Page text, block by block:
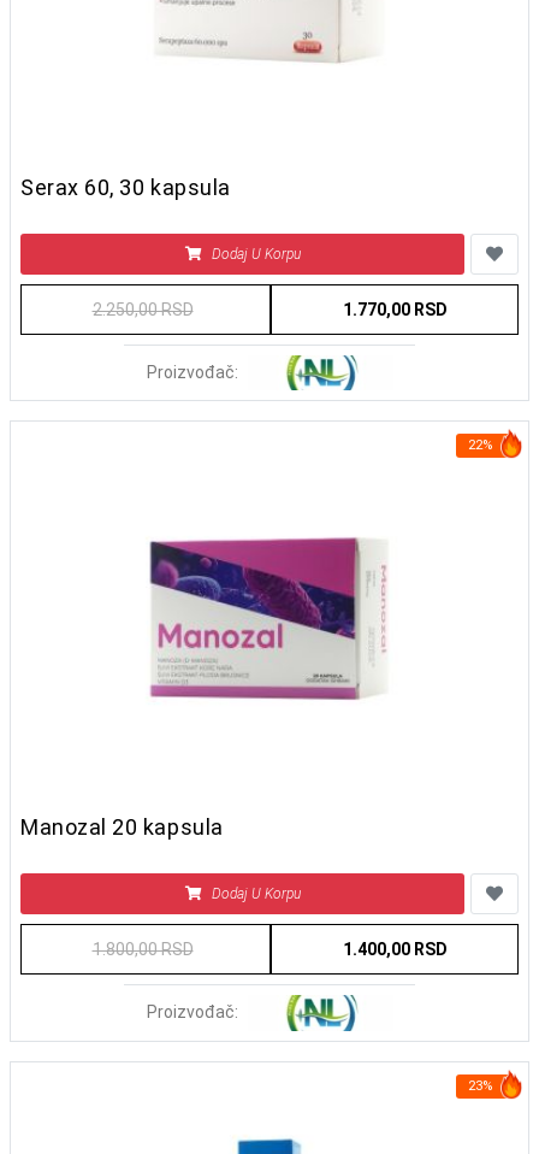
Serax 60, 30 kapsula
Dodaj U Korpu
2.250,00 RSD 1.770,00 RSD
Proizvođač:
22%
Manozal 20 kapsula
Dodaj U Korpu
1.800,00 RSD 1.400,00 RSD
Proizvođač:
23%